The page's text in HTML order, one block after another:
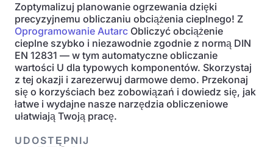
Zoptymalizuj planowanie ogrzewania dzięki
precyzyjnemu obliczaniu obciążenia cieplnego! Z
Oprogramowanie Autarc Obliczyć obciążenie
cieplne szybko i niezawodnie zgodnie z normą DIN
EN 12831 — w tym automatyczne obliczanie
wartości U dla typowych komponentów. Skorzystaj
z tej okazji i zarezerwuj darmowe demo. Przekonaj
się o korzyściach bez zobowiązań i dowiedz się, jak
łatwe i wydajne nasze narzędzia obliczeniowe
ułatwiają Twoją pracę.
UDOSTĘPNIJ